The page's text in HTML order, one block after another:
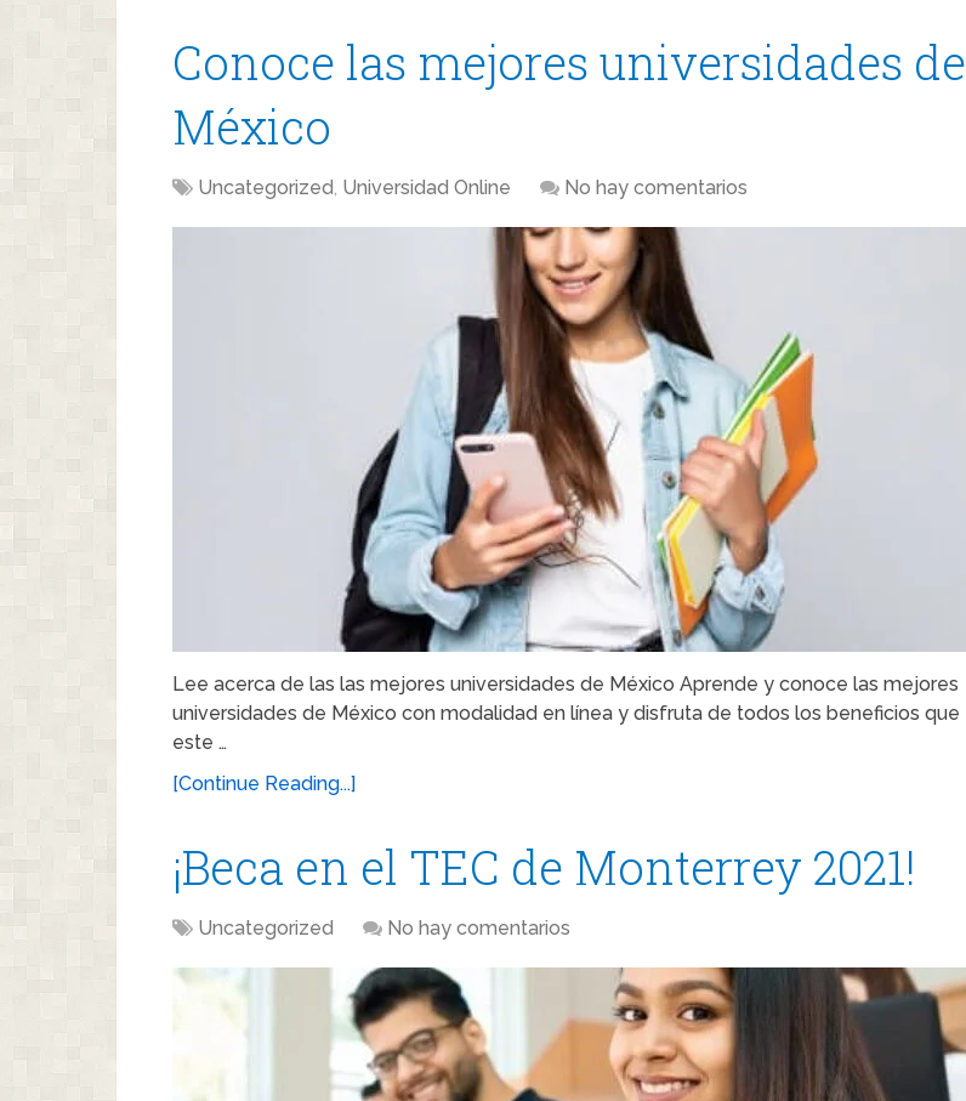
Conoce las mejores universidades de
México
Uncategorized, Universidad Online No hay comentarios
Lee acerca de las las mejores universidades de México Aprende y conoce las mejores
universidades de México con modalidad en línea y disfruta de todos los beneficios que
este …
[Continue Reading...]
¡Beca en el TEC de Monterrey 2021!
Uncategorized No hay comentarios